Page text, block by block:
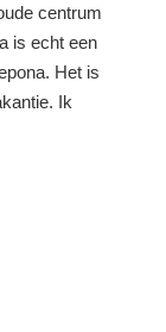
centrum
is echt een
Het is
Ik